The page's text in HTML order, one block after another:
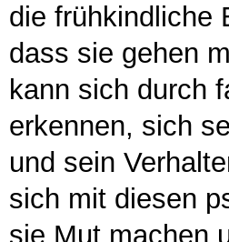
die frühkindliche
dass sie gehen
kann sich durch
erkennen, sich
und sein
sich mit diesen
sie Mut machen